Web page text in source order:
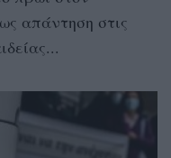
απάντηση στις